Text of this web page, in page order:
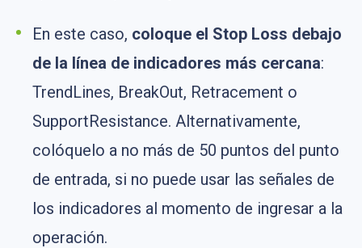
En este caso, coloque el Stop Loss debajo
de la línea de indicadores más cercana:
TrendLines, BreakOut, Retracement o
SupportResistance. Alternativamente,
colóquelo a no más de 50 puntos del punto
de entrada, si no puede usar las señales de
los indicadores al momento de ingresar a la
operación.